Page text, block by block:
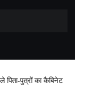
पिता-पुत्रों का कैबिनेट